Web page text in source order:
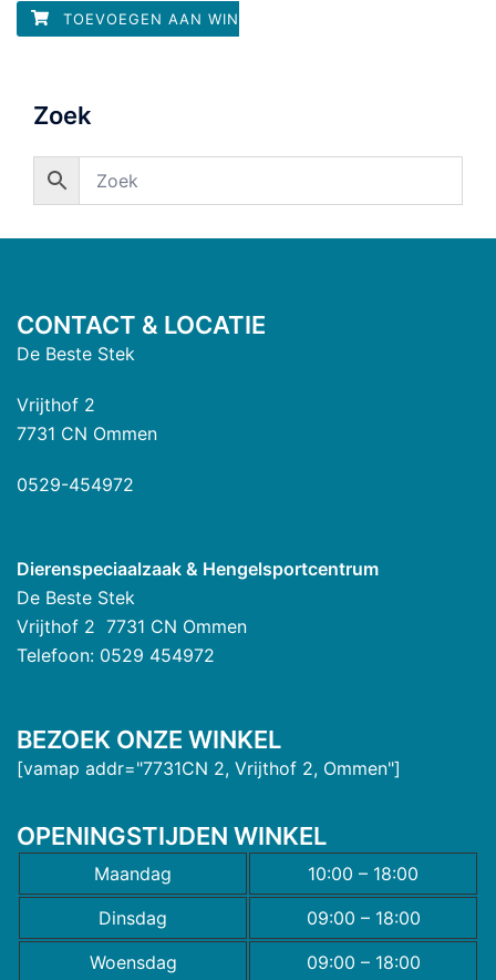
5
TOEVOEGEN AAN WINKELWAGEN
Zoek
CONTACT & LOCATIE
De Beste Stek
Vrijthof 2
7731 CN Ommen
0529-454972
Dierenspeciaalzaak & Hengelsportcentrum
De Beste Stek
Vrijthof 2 7731 CN Ommen
Telefoon: 0529 454972
BEZOEK ONZE WINKEL
[vamap addr="7731CN 2, Vrijthof 2, Ommen"]
OPENINGSTIJDEN WINKEL
Maandag
10:00 – 18:00
Dinsdag
09:00 – 18:00
Woensdag
09:00 – 18:00